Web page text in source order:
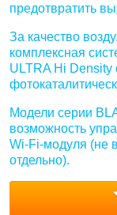
предотвратить
За качество
комплексная
ULTRA Hi Density
Модели серии
возможность
Wi-Fi-модуля (не
отдельно).